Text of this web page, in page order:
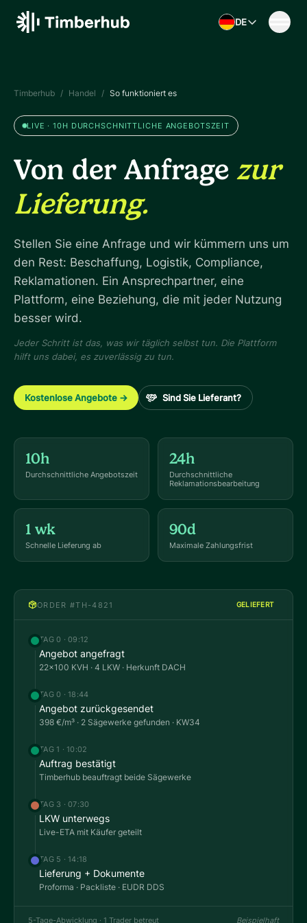
Skip to content
DE
Timberhub / Handel / So funktioniert es
LIVE · 10H DURCHSCHNITTLICHE ANGEBOTSZEIT
Von der Anfrage zur
Lieferung.
Stellen Sie eine Anfrage und wir kümmern uns um
den Rest: Beschaffung, Logistik, Compliance,
Reklamationen. Ein Ansprechpartner, eine
Plattform, eine Beziehung, die mit jeder Nutzung
besser wird.
Jeder Schritt ist das, was wir täglich selbst tun. Die Plattform
hilft uns dabei, es zuverlässig zu tun.
Kostenlose Angebote → Sind Sie Lieferant?
10h
Durchschnittliche Angebotszeit
24h
Durchschnittliche
Reklamationsbearbeitung
1 wk
Schnelle Lieferung ab
90d
Maximale Zahlungsfrist
ORDER #TH-4821 GELIEFERT
TAG 0 · 09:12
Angebot angefragt
22×100 KVH · 4 LKW · Herkunft DACH
TAG 0 · 18:44
Angebot zurückgesendet
398 €/m³ · 2 Sägewerke gefunden · KW34
TAG 1 · 10:02
Auftrag bestätigt
Timberhub beauftragt beide Sägewerke
TAG 3 · 07:30
LKW unterwegs
Live-ETA mit Käufer geteilt
TAG 5 · 14:18
Lieferung + Dokumente
Proforma · Packliste · EUDR DDS
5-Tage-Abwicklung · 1 Trader betreut Beispielhaft